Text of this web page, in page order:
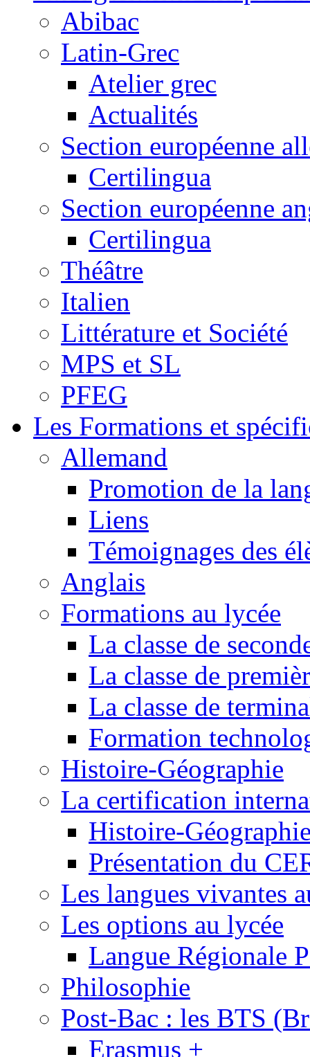
Abibac
Latin-Grec
Atelier grec
Actualités
Section européenne
Certilingua
Section européenne
Certilingua
Théâtre
Italien
Littérature et Société
MPS et SL
PFEG
Les Formations et
Allemand
Promotion de la
Liens
Témoignages des
Anglais
Formations au lycée
La classe de
La classe de
La classe de
Formation
Histoire-Géographie
La certification
Histoire-
Présentation du
Les langues vivantes
Les options au lycée
Langue Régionale
Philosophie
Post-Bac : les BTS
Erasmus +